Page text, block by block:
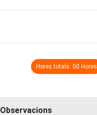
Hores totals: 50 Hores
Observacions